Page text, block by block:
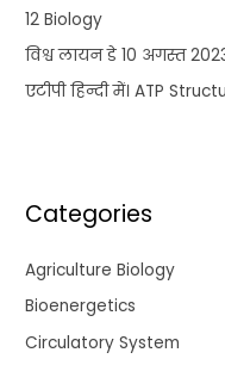
12 Biology
विश्व लायन डे 10 अगस्त
एटीपी हिन्दी में। ATP
Categories
Agriculture Biology
Bioenergetics
Circulatory System